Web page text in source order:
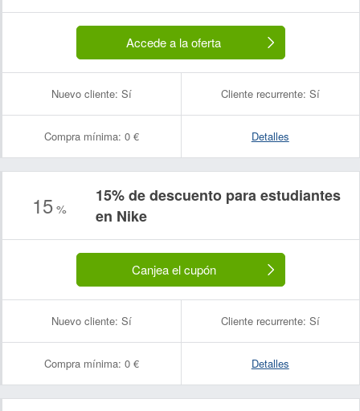
Accede a la oferta
Nuevo cliente: Sí Cliente recurrente: Sí
Compra mínima: 0 € Detalles
15 %
15% de descuento para estudiantes
en Nike
Canjea el cupón
Nuevo cliente: Sí Cliente recurrente: Sí
Compra mínima: 0 € Detalles